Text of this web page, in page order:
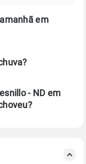
em
- ND em